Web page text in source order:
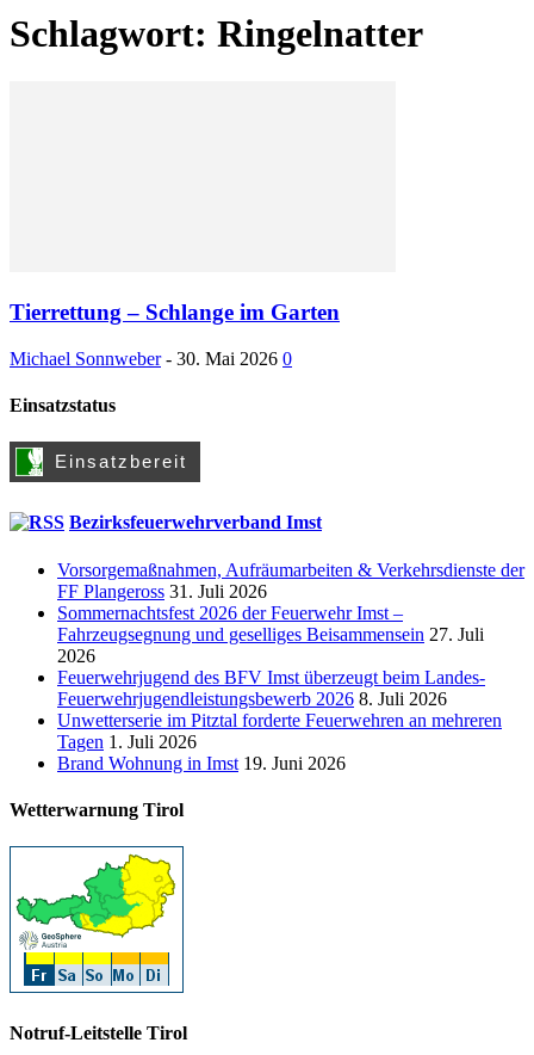
Schlagwort: Ringelnatter
Tierrettung – Schlange im Garten
Michael Sonnweber - 30. Mai 2026 0
Einsatzstatus
Bezirksfeuerwehrverband Imst
Vorsorgemaßnahmen, Aufräumarbeiten & Verkehrsdienste der
FF Plangeross 31. Juli 2026
Sommernachtsfest 2026 der Feuerwehr Imst –
Fahrzeugsegnung und geselliges Beisammensein 27. Juli
2026
Feuerwehrjugend des BFV Imst überzeugt beim Landes-
Feuerwehrjugendleistungsbewerb 2026 8. Juli 2026
Unwetterserie im Pitztal forderte Feuerwehren an mehreren
Tagen 1. Juli 2026
Brand Wohnung in Imst 19. Juni 2026
Wetterwarnung Tirol
Notruf-Leitstelle Tirol